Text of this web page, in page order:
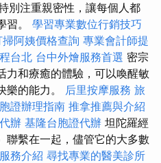
別注重親密性，讓每個人都
習。 學習專業數位行銷技巧
掃阿姨價格查詢 專業會計師提
台北 台中外燴服務首選 密宗
力和療癒的體驗，可以喚醒敏
樂的能力。 后里按摩服務 旅
證辦理指南 推拿推薦與介紹
辦 基隆台胞證代辦 坦陀羅經
聯繫在一起，儘管它的大多數
務介紹 尋找專業的醫美診所